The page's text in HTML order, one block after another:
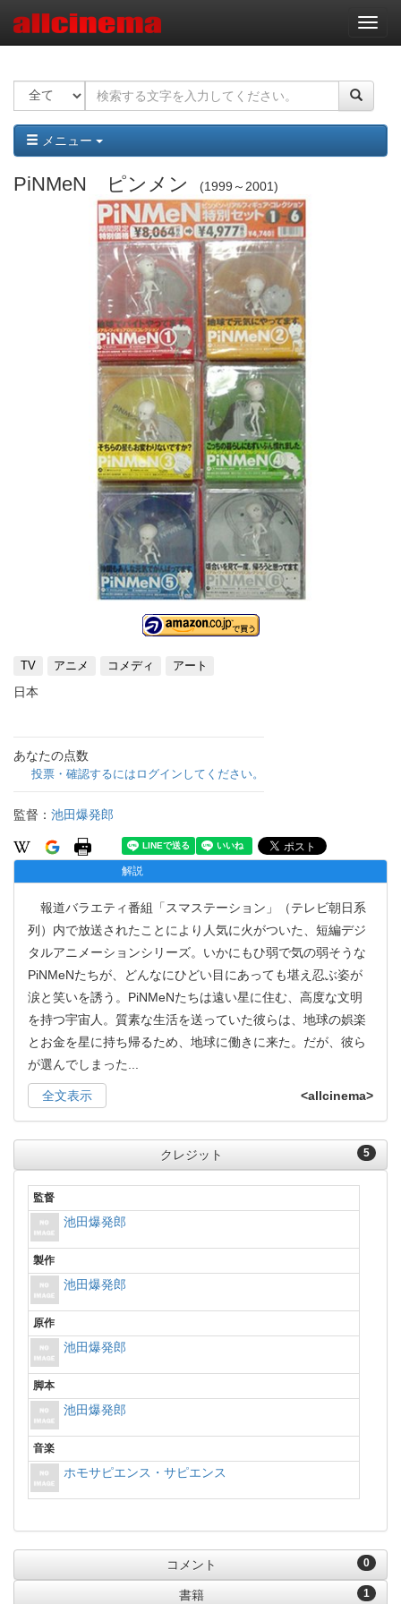
ナ
ビ
ー
ョ
ン
メニュー
PiNMeN ピンメン 1999～2001
TV アニメ コメディ アート
日本
あなたの点数
投票・確認するにはログインしてください。
監督： 池田爆発郎
解説
報道バラエティ番組「スマステーション」（テレビ朝日系
列）内で放送されたことにより人気に火がついた、短編デジ
タルアニメーションシリーズ。いかにもひ弱で気の弱そうな
PiNMeNたちが、どんなにひどい目にあっても堪え忍ぶ姿が
涙と笑いを誘う。PiNMeNたちは遠い星に住む、高度な文明
を持つ宇宙人。質素な生活を送っていた彼らは、地球の娯楽
とお金を星に持ち帰るため、地球に働きに来た。だが、彼ら
が選んでしまった
全文表示 <allcinema>
5
クレジット
監督
池田爆発郎
製作
池田爆発郎
原作
池田爆発郎
脚本
池田爆発郎
音楽
ホモサピエンス・サピエンス
0
コメント
1
書籍